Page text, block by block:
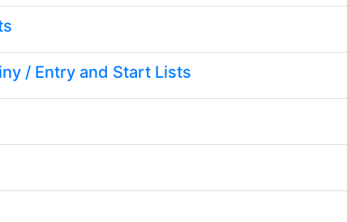
/ Entry and Start Lists